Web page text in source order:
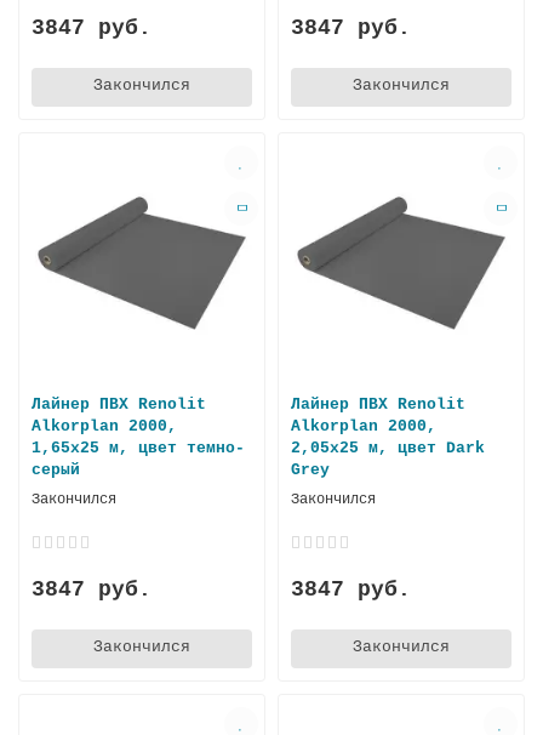
3847 руб.
Закончился
3847 руб.
Закончился
Лайнер ПВХ Renolit
Alkorplan 2000,
1,65х25 м, цвет тeмно-
серый
Закончился
3847 руб.
Закончился
Лайнер ПВХ Renolit
Alkorplan 2000,
2,05х25 м, цвет Dark
Grey
Закончился
3847 руб.
Закончился